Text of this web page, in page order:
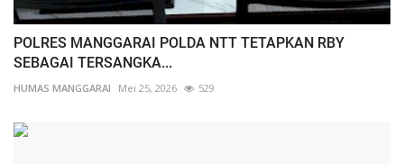
POLRES MANGGARAI POLDA NTT TETAPKAN RBY
SEBAGAI TERSANGKA...
HUMAS MANGGARAI Mei 25, 2026 529